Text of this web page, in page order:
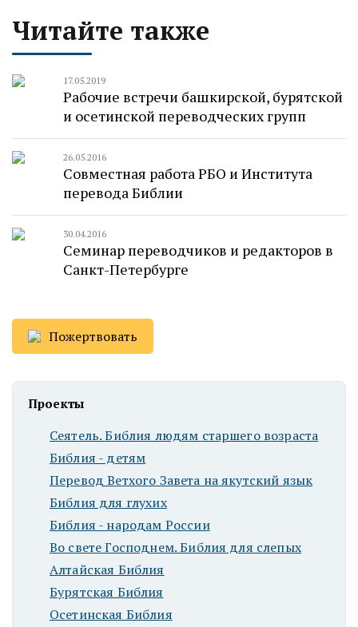
Читайте также
17.05.2019
Рабочие встречи башкирской, бурятской
и осетинской переводческих групп
26.05.2016
Совместная работа РБО и Института
перевода Библии
30.04.2016
Семинар переводчиков и редакторов в
Санкт-Петербурге
Пожертвовать
Проекты
Сеятель. Библия людям старшего возраста
Библия - детям
Перевод Ветхого Завета на якутский язык
Библия для глухих
Библия - народам России
Во свете Господнем. Библия для слепых
Алтайская Библия
Бурятская Библия
Осетинская Библия